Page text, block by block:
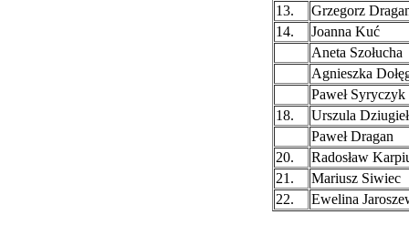
13.
Grzegorz
14.
Joanna Kuć
Aneta Szołucha
Agnieszka
Paweł Syryczyk
18.
Urszula Dziugieł
Paweł Dragan
20.
Radosław
21.
Mariusz Siwiec
22.
Ewelina